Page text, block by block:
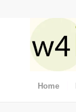
Home